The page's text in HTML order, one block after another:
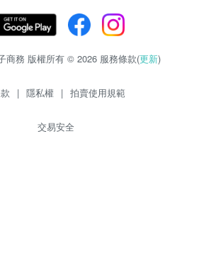
商務 版權所有 © 2026 服務條款(更新)
| 隱私權 | 拍賣使用規範
交易安全